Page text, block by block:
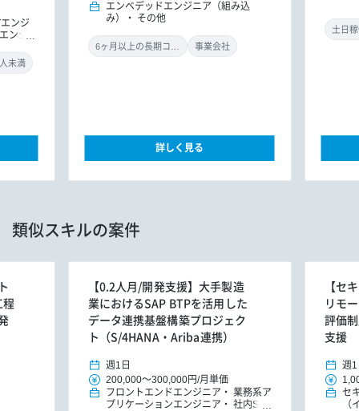
ンジ
ンジ
未満
エンベデッドエンジニア（組み込
み）
その他
事業会社
詳しく見る
土日
類似スキルの案件
程
【0.2人月/開発支援】大手製造
業におけるSAP BTPを活用した
データ連携基盤構築プロジェク
ト（S/4HANA・Ariba連携）
週1日
200,000～300,000円/月単価
フロントエンドエンジニア
業務系ア
プリケーションエンジニア
社内SE
【セ
リモ
評価
支援
週1
セ
（